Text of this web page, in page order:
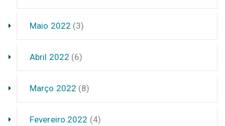
Maio 2022 (3)
Abril 2022 (6)
Março 2022 (8)
Fevereiro 2022 (4)